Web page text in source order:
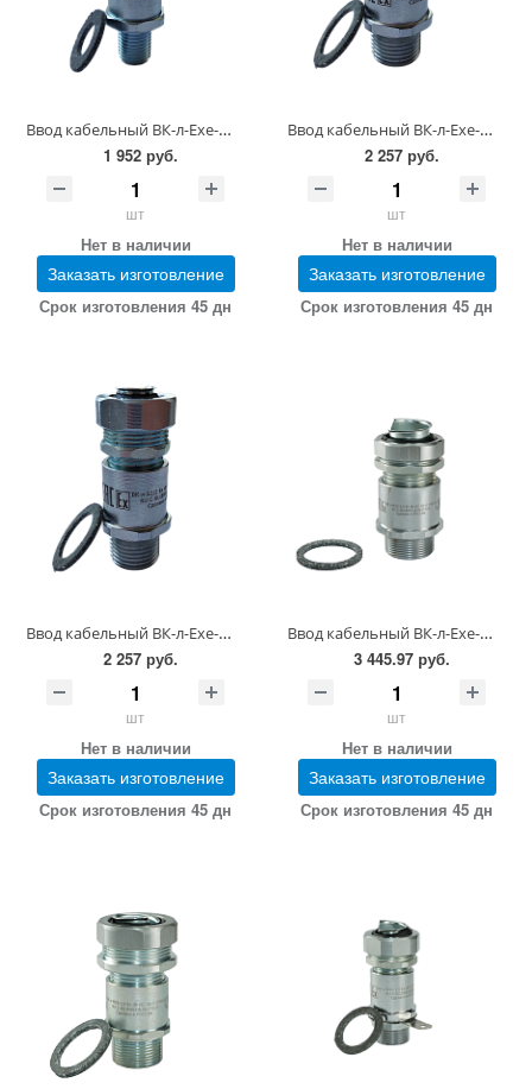
Ввод кабельный ВК-л-Ехе-М-G1/4-9-10 (в упаковке)
1 952 руб.
шт
Нет в наличии
Заказать изготовление
Срок изготовления 45 дн
Ввод кабельный ВК-л-Ехе-М-G1/2-11-12 (в упаковке)
2 257 руб.
шт
Нет в наличии
Заказать изготовление
Срок изготовления 45 дн
Ввод кабельный ВК-л-Ехе-М-G1/2-13-15 (в упаковке)
2 257 руб.
шт
Нет в наличии
Заказать изготовление
Срок изготовления 45 дн
Ввод кабельный ВК-л-Ехе-М-М32х1,5-19-25
3 445.97 руб.
шт
Нет в наличии
Заказать изготовление
Срок изготовления 45 дн